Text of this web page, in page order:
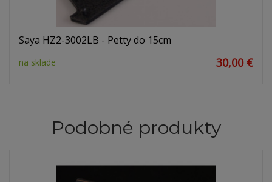
Saya HZ2-3002LB - Petty do 15cm
na sklade 30,00 €
Podobné produkty